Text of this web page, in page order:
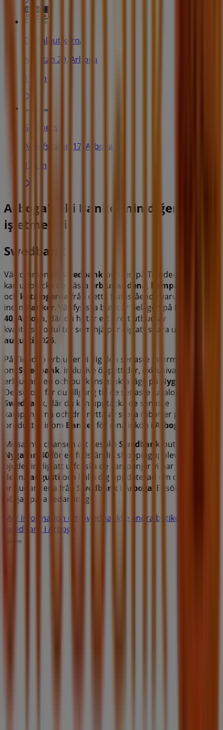
Digitalbutikerna
Nygatan 29, Arboga
137 m
Skechers
Ahllöfsgatan 17, Arboga
174 m
Arboga'deki Banker'nin diğer
işletmeleri
Swedbank
Välkommen till Swedbank -butiken på Tiendeo, där du
kan upptäcka de bästa erbjudandena , kampanjerna
och katalogerna från detta framstående varumärke
inom
Banker. Vår fysiska butik är belägen på Nygatan
40, Arboga, där du hittar ett brett utbud av
kvalitetsprodukter som hjälper dig att spara under hela
augusti 2026.
På Tiendeo erbjuder vi dig den senaste informationen
om Swedbank, inklusive öppettider, exklusiva
erbjudanden och butikens exakta läge på Nygatan 40
Dessutom får du tillgång till de senaste katalogerna från
Swedbank, där du kan upptäcka de senaste
kampanjerna och dra nytta av stora rabatter på
produkter inom Banker för dina inköp i Arboga
Missa inte chansen att besöka Swedbank -butiken på
Nygatan 40 för en fullständig shoppingupplevelse. Vi
bjuder in dig att utforska de kampanjer vi har för dig
denna augusti och hålla dig uppdaterad om de bästa
erbjudandena från Swedbank i Arboga . Besök oss och
börja spara redan idag!
Mer information om SwedbankSe andra butiker av
Swedbank i Arboga
Reklam